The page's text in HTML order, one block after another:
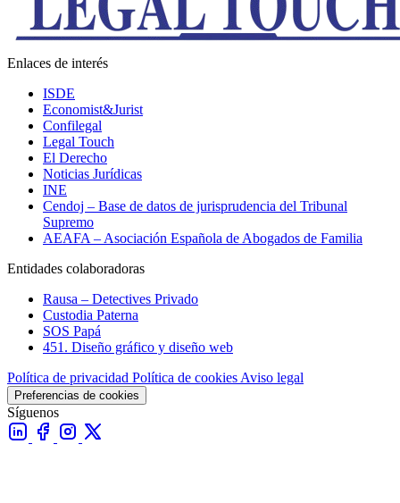
Enlaces de interés
ISDE
Economist&Jurist
Confilegal
Legal Touch
El Derecho
Noticias Jurídicas
INE
Cendoj – Base de datos de jurisprudencia del Tribunal
Supremo
AEAFA – Asociación Española de Abogados de Familia
Entidades colaboradoras
Rausa – Detectives Privado
Custodia Paterna
SOS Papá
451. Diseño gráfico y diseño web
Política de privacidad Política de cookies Aviso legal
Preferencias de cookies
Síguenos